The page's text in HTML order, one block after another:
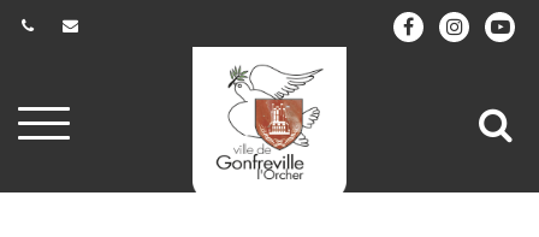
Aller
à
navigation
à